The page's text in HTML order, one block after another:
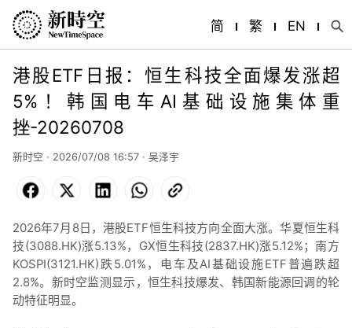
简 繁 EN
港股ETF日报：恒生科技全面爆发涨超
5%！韩国电车AI基础设施集体重
挫-20260708
新时空 · 2026/07/08 16:57 ·吴泽宇
Facebook LinkedIn WhatsApp
2026年7月8日，港股ETF恒生科技方向全面大涨。华夏恒生科
技(3088.HK)涨5.13%，GX恒生科技(2837.HK)涨5.12%；南方
KOSPI(3121.HK)跌5.01%，电车及AI基础设施ETF普遍跌超
2.8%。新时空监测显示，恒生科技爆发、韩国新能源回调的轮
动特征明显。